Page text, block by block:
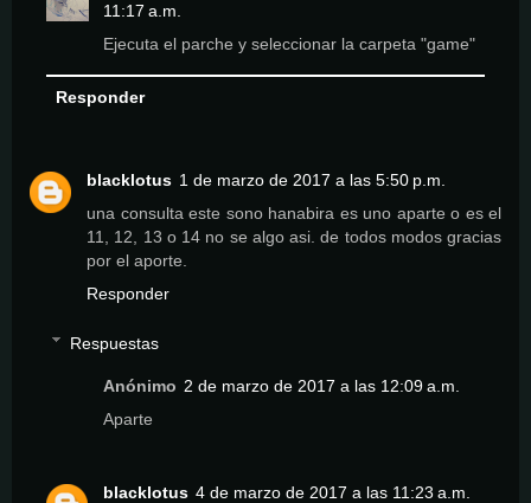
11:17 a.m.
Ejecuta el parche y seleccionar la carpeta "game"
Responder
blacklotus 1 de marzo de 2017 a las 5:50 p.m.
una consulta este sono hanabira es uno aparte o es el
11, 12, 13 o 14 no se algo asi. de todos modos gracias
por el aporte.
Responder
Respuestas
Anónimo 2 de marzo de 2017 a las 12:09 a.m.
Aparte
blacklotus 4 de marzo de 2017 a las 11:23 a.m.